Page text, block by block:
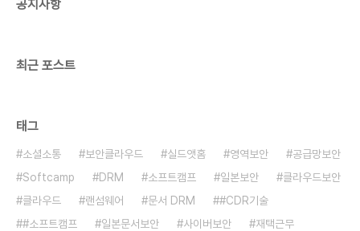
공지사항
최근 포스트
태그
소셜소통 보안클라우드 실드앳홈 영역보안
공급망보안
Softcamp
DRM 소프트캠프 일본보안
클라우드보안
클라우드
랜섬웨어 문서 DRM
#CDR기술
#소프트캠프
일본문서보안 사이버보안
재택근무